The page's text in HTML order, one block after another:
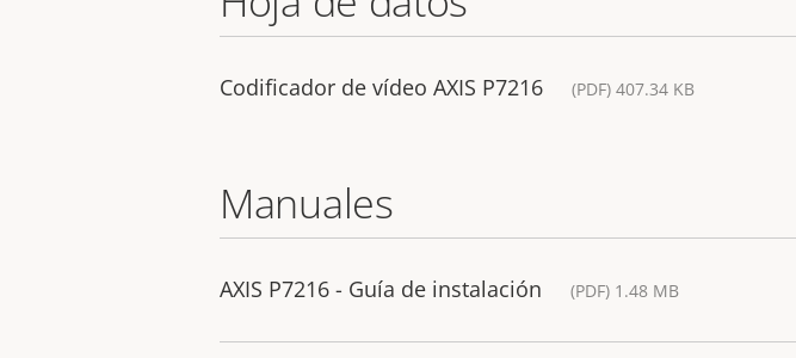
Codificador de vídeo AXIS P7216 (PDF) 407.34 KB
Manuales
AXIS P7216 - Guía de instalación (PDF) 1.48 MB